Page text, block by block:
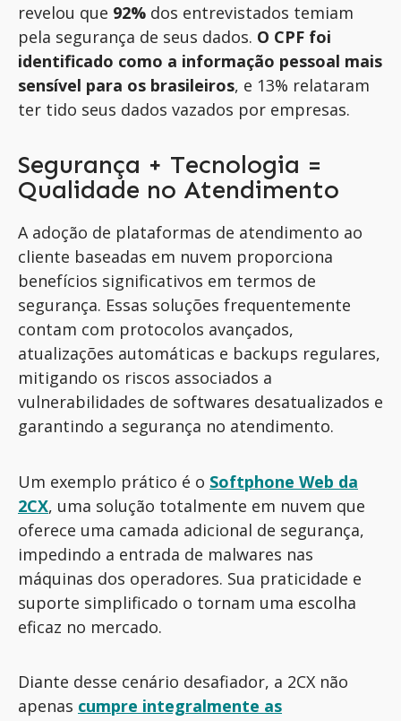
revelou que 92% dos entrevistados temiam
pela segurança de seus dados. O CPF foi
identificado como a informação pessoal mais
sensível para os brasileiros, e 13% relataram
ter tido seus dados vazados por empresas.
Segurança + Tecnologia =
Qualidade no Atendimento
A adoção de plataformas de atendimento ao
cliente baseadas em nuvem proporciona
benefícios significativos em termos de
segurança. Essas soluções frequentemente
contam com protocolos avançados,
atualizações automáticas e backups regulares,
mitigando os riscos associados a
vulnerabilidades de softwares desatualizados e
garantindo a segurança no atendimento.
Um exemplo prático é o Softphone Web da
2CX, uma solução totalmente em nuvem que
oferece uma camada adicional de segurança,
impedindo a entrada de malwares nas
máquinas dos operadores. Sua praticidade e
suporte simplificado o tornam uma escolha
eficaz no mercado.
Diante desse cenário desafiador, a 2CX não
apenas cumpre integralmente as